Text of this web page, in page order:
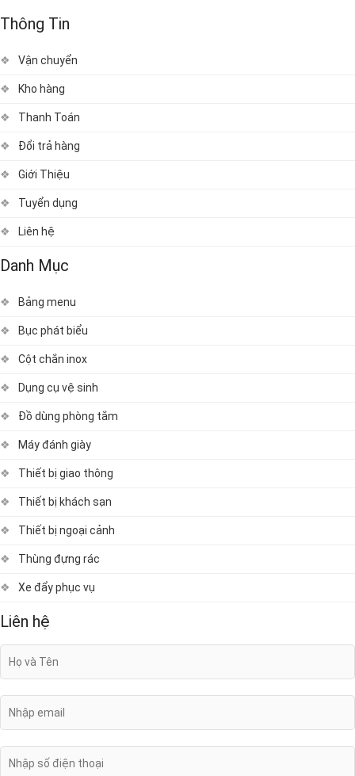
Thông Tin
Vận chuyển
Kho hàng
Thanh Toán
Đổi trả hàng
Giới Thiệu
Tuyển dụng
Liên hệ
Danh Mục
Bảng menu
Bục phát biểu
Cột chắn inox
Dụng cụ vệ sinh
Đồ dùng phòng tắm
Máy đánh giày
Thiết bị giao thông
Thiết bị khách sạn
Thiết bị ngoại cảnh
Thùng đựng rác
Xe đẩy phục vụ
Liên hệ